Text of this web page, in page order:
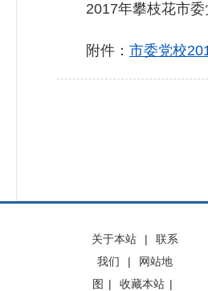
2017年攀枝花市委
附件： 市委党校
关于本站 |
联系
我们
|
网站地
图 | 收藏本站 |